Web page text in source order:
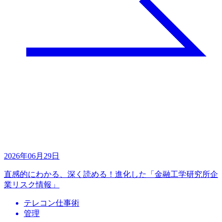
2026年06月29日
直感的にわかる、深く読める！進化した「金融工学研究所企
業リスク情報」
テレコン仕事術
管理